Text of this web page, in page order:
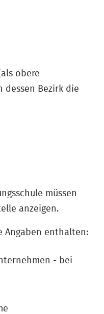
obere
dessen Bezirk die
müssen
anzeigen.
Angaben enthalten:
- bei